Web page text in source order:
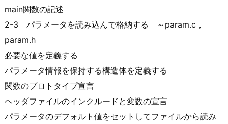
main関数の記述
2-3 パラメータを読み込んで格納する ～param.c，
param.h
必要な値を定義する
パラメータ情報を保持する構造体を定義する
関数のプロトタイプ宣言
ヘッダファイルのインクルードと変数の宣言
パラメータのデフォルト値をセットしてファイルから読み